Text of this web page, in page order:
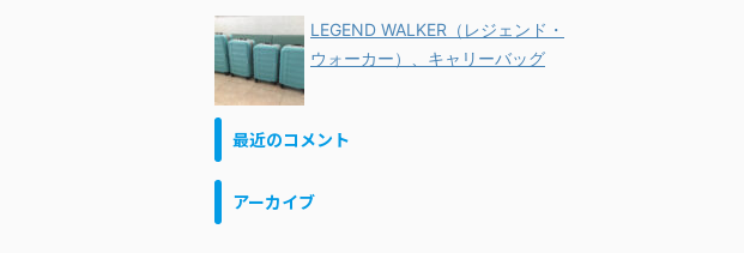
LEGEND WALKER（レジェンド・
ウォーカー）、キャリーバッグ
最近のコメント
アーカイブ